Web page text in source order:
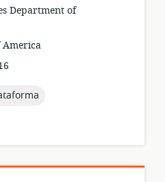
Department of
America